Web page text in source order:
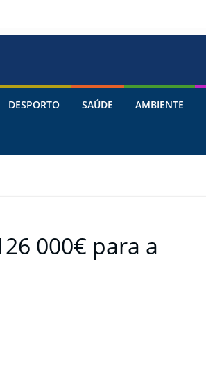
DESPORTO SAÚDE AMBIENTE
000€ para a